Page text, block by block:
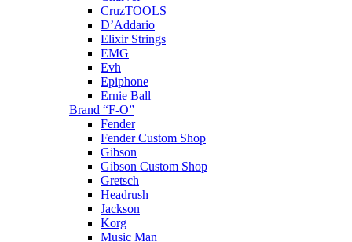
CruzTOOLS
D’Addario
Elixir Strings
EMG
Evh
Epiphone
Ernie Ball
Brand “F-O”
Fender
Fender Custom Shop
Gibson
Gibson Custom Shop
Gretsch
Headrush
Jackson
Korg
Music Man